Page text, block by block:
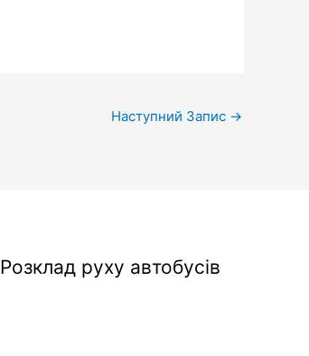
Наступний Запис →
Розклад руху автобусів